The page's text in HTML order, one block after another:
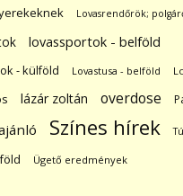
Lovasrendőrök;
lovassportok - belföld
- külföld Lovastusa - belföld
lázár zoltán overdose
Színes hírek
Ügető eredmények